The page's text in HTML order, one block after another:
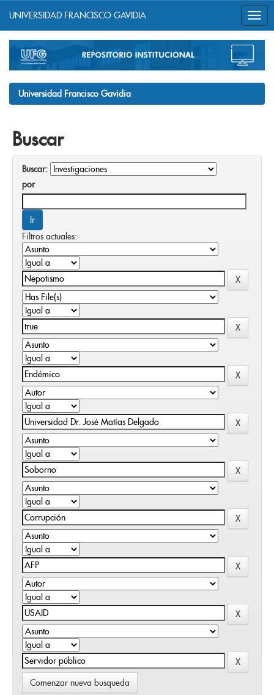
navigation
UNIVERSIDAD FRANCISCO GAVIDIA
Universidad Francisco Gavidia
Buscar
Buscar:
por
Filtros actuales:
Comenzar nueva busqueda